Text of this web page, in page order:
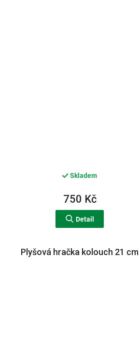
Skladem
750 Kč
Detail
Plyšová hračka kolouch 21 cm